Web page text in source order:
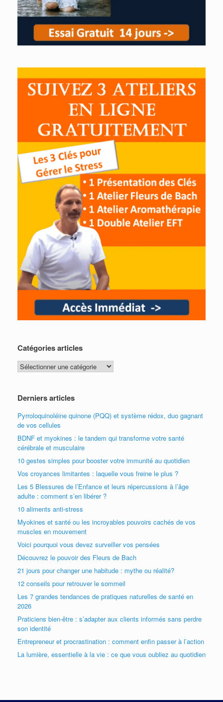
Catégories articles
Catégories
articles
Derniers articles
Pyrroloquinoléine quinone (PQQ) et système rédox, duo gagnant
de vos cellules
BDNF et myokines : le tandem qui transforme votre santé
cérébrale et musculaire
10 gestes simples pour booster votre immunité au quotidien
Vos croyances limitantes : laquelle vous freine le plus ?
Les 5 Blessures de l’Enfance et leurs répercussions à l’âge
adulte : comment s’en libérer ?
10 aliments anti-stress
Myokines et santé ou les incroyables pouvoirs cachés de vos
muscles en mouvement
Voici pourquoi vous devez surveiller vos pensées
Découvrez le pouvoir des Fleurs de Bach
21 jours pour changer une habitude : mythe ou réalité?
12 conseils pour retrouver le sommeil
Les 7 grandes tendances de pratiques naturelles de santé en
2026
Praticiens bien-être : s’adapter aux clients informés sans perdre
son identité
Entrepreneur et procrastination : comment enfin passer à l’action
La lumière, essentielle à la vie : ce que vous oubliez au quotidien